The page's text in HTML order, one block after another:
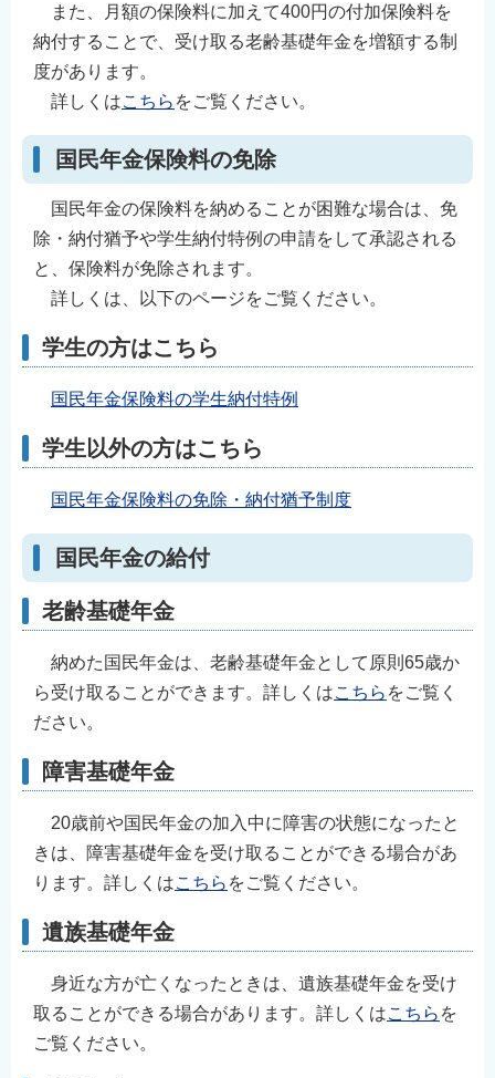
また、月額の保険料に加えて400円の付加保険料を
納付することで、受け取る老齢基礎年金を増額する制
度があります。
詳しくはこちら をご覧ください。
国民年金保険料の免除
国民年金の保険料を納めることが困難な場合は、免
除・納付猶予や学生納付特例の申請をして承認される
と、保険料が免除されます。
詳しくは、以下のページをご覧ください。
学生の方はこちら
国民年金保険料の学生納付特例
学生以外の方はこちら
国民年金保険料の免除・納付猶予制度
国民年金の給付
老齢基礎年金
納めた国民年金は、老齢基礎年金として原則65歳か
ら受け取ることができます。詳しくはこちら をご覧く
ださい。
障害基礎年金
20歳前や国民年金の加入中に障害の状態になったと
きは、障害基礎年金を受け取ることができる場合があ
ります。詳しくはこちら をご覧ください。
遺族基礎年金
身近な方が亡くなったときは、遺族基礎年金を受け
取ることができる場合があります。詳しくはこちら を
ご覧ください。
English
简体中文
繁體中文